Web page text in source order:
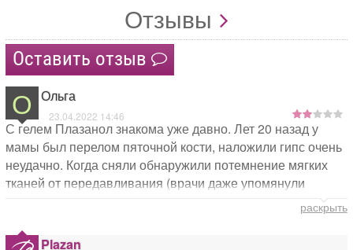
Отзывы
Оставить отзыв
О Ольга
23.04.2022 14:46
С гелем Плазанол знакома уже давно. Лет 20 назад у
мамы был перелом пяточной кости, наложили гипс очень
неудачно. Когда сняли обнаружили потемнение мягких
тканей от передавливания (врачи даже упомянули
больницу. Знакомая посоветовала питерский Плазанол,
дала ссылку на сайт, я заказала. Потихоньку от врачей
раскрыть
Plazan